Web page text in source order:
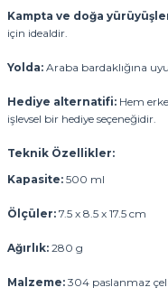
Kampta ve doğa
için idealdir.
Yolda: Araba bardaklığına
Hediye alternatifi: Hem
işlevsel bir hediye seçeneğidir.
Teknik Özellikler:
Kapasite: 500 ml
Ölçüler: 7.5 x 8.5 x 17.5 cm
Ağırlık: 280 g
Malzeme: 304 paslanmaz